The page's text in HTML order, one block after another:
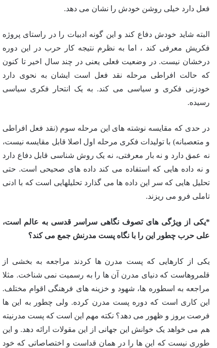
فعل دارد خیلی روشن خودش را نشان می دهد.
البته شاید خودش دفاع کند و این گونه ادبیات را در راستای پروژه
فکریش معرفی کند ، اما به نظرم نتیجه کار حرب در این دوره
درخشان نیست. در وضعیت فعلی یعنی در چند سال اخیر تا کنون
که حالت افراطی مرحله نقد فعل است ایشان به نحوی دارد
خودزنی فکری و سیاسی می کند. به یک انتحار فکری سیاسی
رسیده.
در حدی که مقایسه نوشته های این مرحله سوم (نقد فعل افراطی
و متعصبانه) با تولیدات فکری مرحله اول اصلا قابل مقایسه نیست،
نه عمق دارد و نه بار معرفتی، نه یک روش شناسی قابل دفاع دارد
و نه داده هایی که استفاده می کند داده های صحیحی است. حتی
تحلیل هایی که سر این داده ها می گذارد تحلیلهایی است که با ادنی
تاملی فرو می ریزند.
*یکی از ویژگی های تصوف نگاهی سراسر قدسی به عالم است،
علی حرب چطور این را با نگاه پست مدرنش جمع می کند؟
یکی از کارهایی که پست مدرن ها کردند مراجعه به بخشی از
قلمروهاست که دنیای مدرن آن ها را به رسمیت نمی شناخت. مثلا
مراجعه به اسطوره ها، شهود و خزینه های فرهنگی اقوام مختلف.
این کاری است که دوره پست مدرن کرده. ولی چطور به این ها
فرصت بروز و ظهور می دهد؟ نکته مهم این است که پست مدرنیته
هم می خواهد یک خوانش این جهانی از این مقولات ارائه دهد. و این
طوری نیست که این ها را در همان قداست و اختصاصاتی که خود